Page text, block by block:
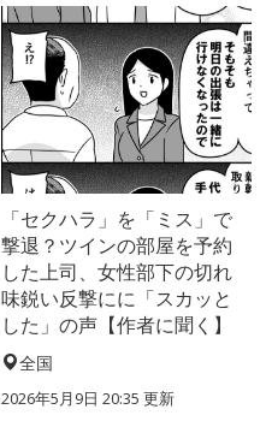
「セクハラ」を「ミス」で
撃退？ツインの部屋を予約
した上司、女性部下の切れ
味鋭い反撃にに「スカッと
した」の声【作者に聞く】
全国
2026年5月9日 20:35 更新